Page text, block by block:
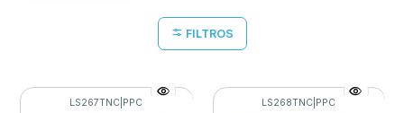
FILTROS
LS267TNC| PPC LS268TNC| PPC